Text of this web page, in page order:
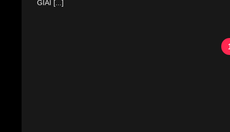
GIẢI [...]